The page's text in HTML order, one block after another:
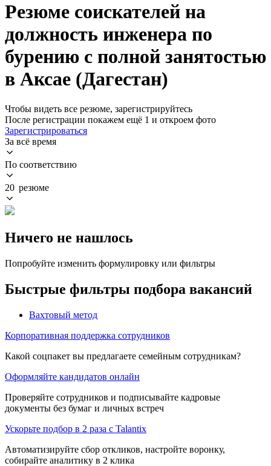
Резюме соискателей на
должность инженера по
бурению с полной занятостью
в Аксае (Дагестан)
Чтобы видеть все резюме, зарегистрируйтесь
После регистрации покажем ещё 1 и откроем фото
Зарегистрироваться
За всё время
По соответствию
20 резюме
Ничего не нашлось
Попробуйте изменить формулировку или фильтры
Быстрые фильтры подбора вакансий
Вахтовый метод
Корпоративная поддержка сотрудников
Какой соцпакет вы предлагаете семейным сотрудникам?
Оформляйте кандидатов онлайн
Проверяйте сотрудников и подписывайте кадровые
документы без бумаг и личных встреч
Ускорьте подбор в 2 раза с Talantix
Автоматизируйте сбор откликов, настройте воронку,
собирайте аналитику в 2 клика